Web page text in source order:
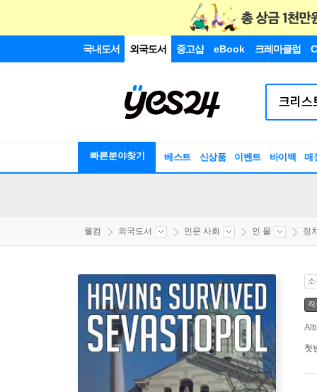
국내도서 외국도서 중고샵 eBook 크레마클럽
빠른분야찾기 베스트 신상품 이벤트 바이백 매
웰컴 외국도서 인문 사회 인 물 정
첫